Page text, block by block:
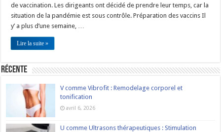
de vaccination. Les dirigeants ont décidé de prendre leur temps, car la
situation de la pandémie est sous contrôle. Préparation des vaccins Il
y’ a plus d’une semaine, …
Lire la suite »
Récente
V comme Vibrofit : Remodelage corporel et
tonification
avril 6, 2026
U comme Ultrasons thérapeutiques : Stimulation